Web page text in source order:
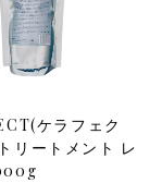
ケラフェク
リートメント レ